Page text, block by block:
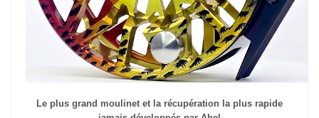
Le plus grand moulinet et la récupération la plus rapide